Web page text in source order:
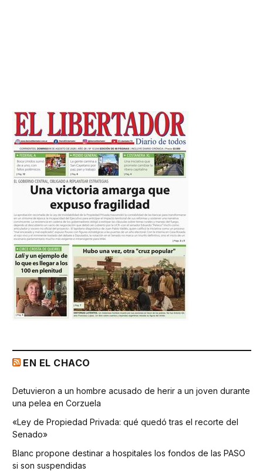
EN EL CHACO
Detuvieron a un hombre acusado de herir a un joven durante
una pelea en Corzuela
«Ley de Propiedad Privada: qué quedó tras el recorte del
Senado»
Blanc propone destinar a hospitales los fondos de las PASO
si son suspendidas